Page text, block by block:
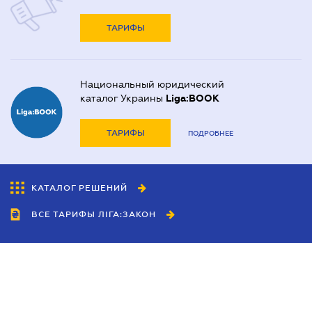
ТАРИФЫ
Национальный юридический
каталог Украины Liga:BOOK
ТАРИФЫ ПОДРОБНЕЕ
КАТАЛОГ РЕШЕНИЙ
ВСЕ ТАРИФЫ ЛІГА:ЗАКОН